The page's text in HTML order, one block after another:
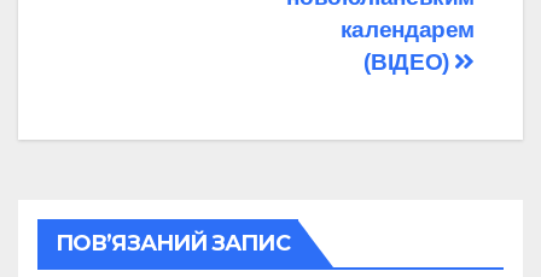
календарем
(ВІДЕО)
ПОВ’ЯЗАНИЙ ЗАПИС